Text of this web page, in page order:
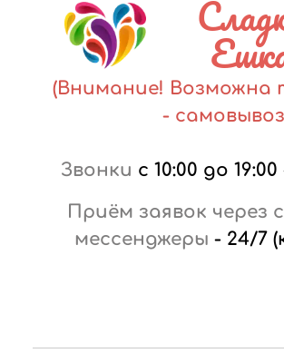
(Внимание! Возможна
-
Звонки с 10:00 до 19:00
Приём заявок через
мессенджеры - 24/7